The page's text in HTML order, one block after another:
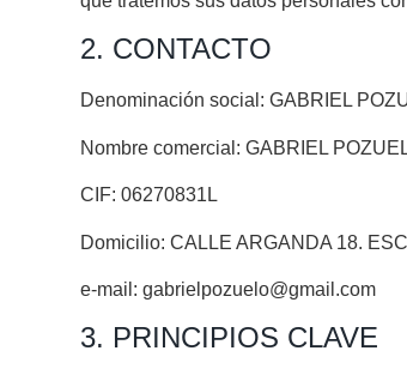
2. CONTACTO
Denominación social: GABRIEL
Nombre comercial: GABRIEL
CIF: 06270831L
Domicilio: CALLE ARGANDA 18.
e-mail: gabrielpozuelo@gmail.com
3. PRINCIPIOS CLAVE